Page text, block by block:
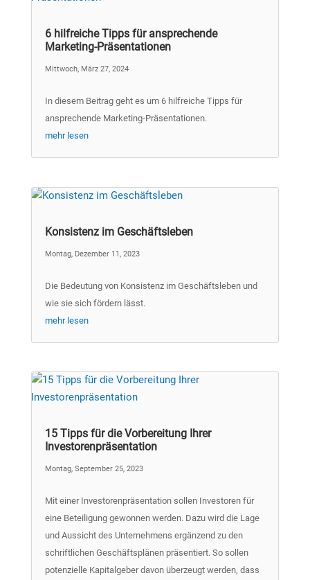
6 hilfreiche Tipps für ansprechende
Marketing-Präsentationen
Mittwoch, März 27, 2024
In diesem Beitrag geht es um 6 hilfreiche Tipps für
ansprechende Marketing-Präsentationen.
mehr lesen
Konsistenz im Geschäftsleben
Montag, Dezember 11, 2023
Die Bedeutung von Konsistenz im Geschäftsleben und
wie sie sich fördern lässt.
mehr lesen
15 Tipps für die Vorbereitung Ihrer
Investorenpräsentation
Montag, September 25, 2023
Mit einer Investorenpräsentation sollen Investoren für
eine Beteiligung gewonnen werden. Dazu wird die Lage
und Aussicht des Unternehmens ergänzend zu den
schriftlichen Geschäftsplänen präsentiert. So sollen
potenzielle Kapitalgeber davon überzeugt werden, dass